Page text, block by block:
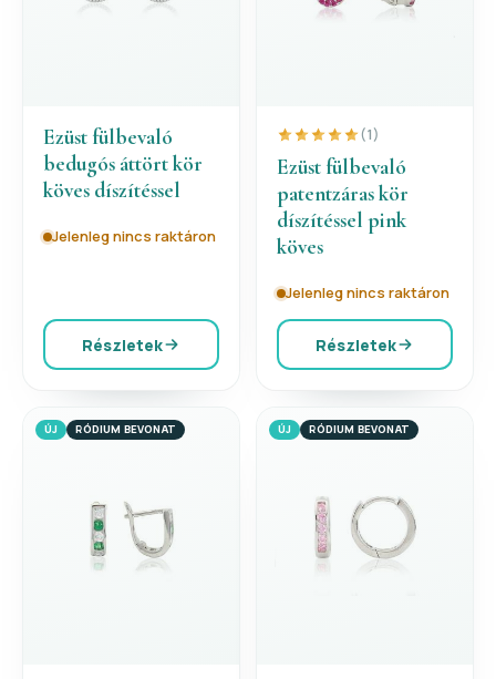
Ezüst fülbevaló
bedugós áttört kör
köves díszítéssel
Jelenleg nincs raktáron
Részletek
(1)
Ezüst fülbevaló
patentzáras kör
díszítéssel pink
köves
Jelenleg nincs raktáron
Részletek
ÚJ RÓDIUM BEVONAT ÚJ RÓDIUM BEVONAT